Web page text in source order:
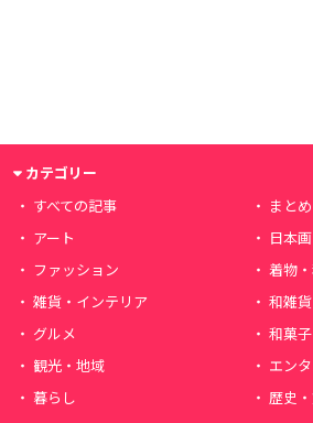
カテゴリー
すべての記事
まとめ
アート
日本
ファッション
着物
雑貨・インテリア
和雑貨
グルメ
和菓子
観光・地域
エン
暮らし
歴史